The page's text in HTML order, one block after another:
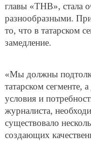
главы «ТНВ», стала
разнообразными.
то, что в татарском
замедление.
«Мы должны
татарском сегменте,
условия и
журналиста,
существовало
создающих